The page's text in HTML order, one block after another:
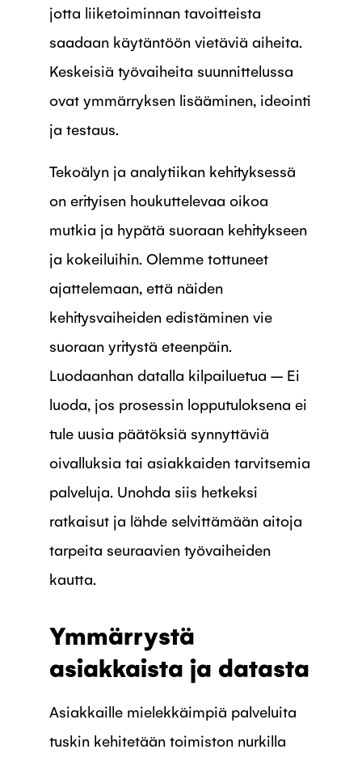
jotta liiketoiminnan tavoitteista
saadaan käytäntöön vietäviä aiheita.
Keskeisiä työvaiheita suunnittelussa
ovat ymmärryksen lisääminen, ideointi
ja testaus.
Tekoälyn ja analytiikan kehityksessä
on erityisen houkuttelevaa oikoa
mutkia ja hypätä suoraan kehitykseen
ja kokeiluihin. Olemme tottuneet
ajattelemaan, että näiden
kehitysvaiheiden edistäminen vie
suoraan yritystä eteenpäin.
Luodaanhan datalla kilpailuetua – Ei
luoda, jos prosessin lopputuloksena ei
tule uusia päätöksiä synnyttäviä
oivalluksia tai asiakkaiden tarvitsemia
palveluja. Unohda siis hetkeksi
ratkaisut ja lähde selvittämään aitoja
tarpeita seuraavien työvaiheiden
kautta.
Ymmärrystä
asiakkaista ja datasta
Asiakkaille mielekkäimpiä palveluita
tuskin kehitetään toimiston nurkilla